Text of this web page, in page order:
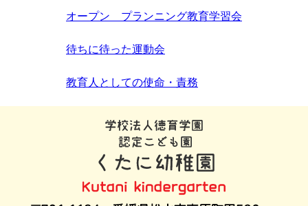
オープン プランニング教育学習会
待ちに待った運動会
教育人としての使命・責務